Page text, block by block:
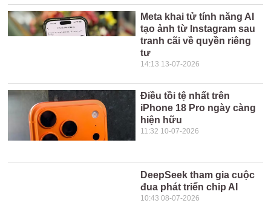
Meta khai tử tính năng AI
tạo ảnh từ Instagram sau
tranh cãi về quyền riêng
tư
14:13 13-07-2026
Điều tồi tệ nhất trên
iPhone 18 Pro ngày càng
hiện hữu
11:32 10-07-2026
DeepSeek tham gia cuộc
đua phát triển chip AI
10:43 08-07-2026